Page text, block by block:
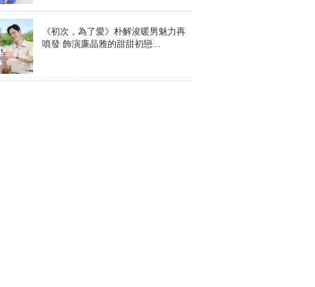
《初次，為了愛》朴解浚暖男魅力再
噴發 飾演廉晶雅的甜甜初戀...